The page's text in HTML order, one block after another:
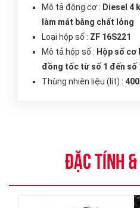
Mô tả động cơ : Diesel 4
làm mát bằng chất lỏng
Loại hộp số : ZF 16S221
Mô tả hộp số : Hộp số cơ
đồng tốc từ số 1 đến số
Thùng nhiên liệu (lít) : 400
ĐẶC TÍNH